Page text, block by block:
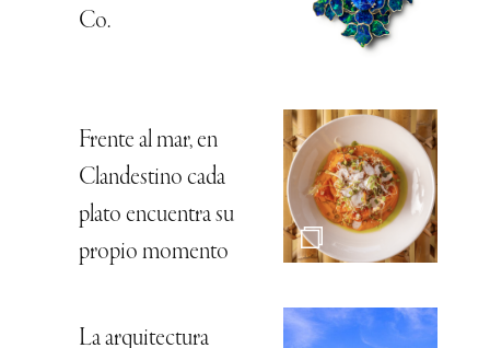
Co.
Frente al mar, en
Clandestino cada
plato encuentra su
propio momento
La arquitectura